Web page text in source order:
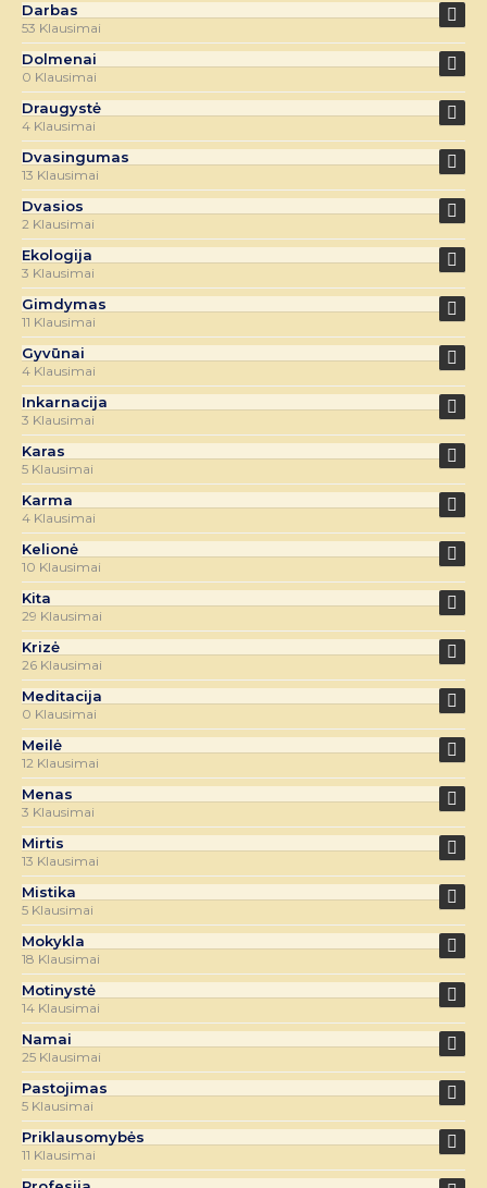
Darbas
53 Klausimai
Dolmenai
0 Klausimai
Draugystė
4 Klausimai
Dvasingumas
13 Klausimai
Dvasios
2 Klausimai
Ekologija
3 Klausimai
Gimdymas
11 Klausimai
Gyvūnai
4 Klausimai
Inkarnacija
3 Klausimai
Karas
5 Klausimai
Karma
4 Klausimai
Kelionė
10 Klausimai
Kita
29 Klausimai
Krizė
26 Klausimai
Meditacija
0 Klausimai
Meilė
12 Klausimai
Menas
3 Klausimai
Mirtis
13 Klausimai
Mistika
5 Klausimai
Mokykla
18 Klausimai
Motinystė
14 Klausimai
Namai
25 Klausimai
Pastojimas
5 Klausimai
Priklausomybės
11 Klausimai